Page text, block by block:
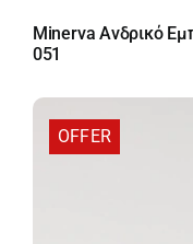
price
was:
τρέχουσα
τιμή
35,60 €.
Minerva Ανδρικό
051
OFFER